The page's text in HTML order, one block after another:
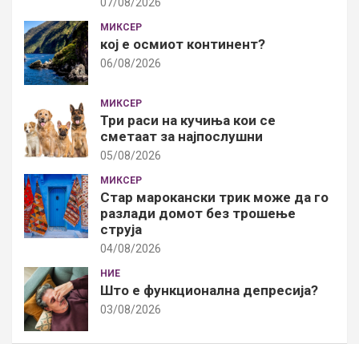
МИКСЕР
кој е осмиот континент?
06/08/2026
МИКСЕР
Три раси на кучиња кои се
сметаат за најпослушни
05/08/2026
МИКСЕР
Стар марокански трик може да го
разлади домот без трошење
струја
04/08/2026
НИЕ
Што е функционална депресија?
03/08/2026